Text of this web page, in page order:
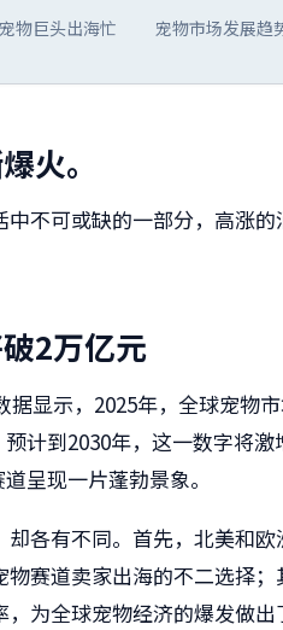
物巨头出海忙 宠物市场发展趋
火。
中不可或缺的一部分，高涨
2万亿元
显示，2025年，全球宠物
计到2030年，这一数字将
呈现一片蓬勃景象。
各有不同。首先，北美和
赛道卖家出海的不二选择
为全球宠物经济的爆发做出